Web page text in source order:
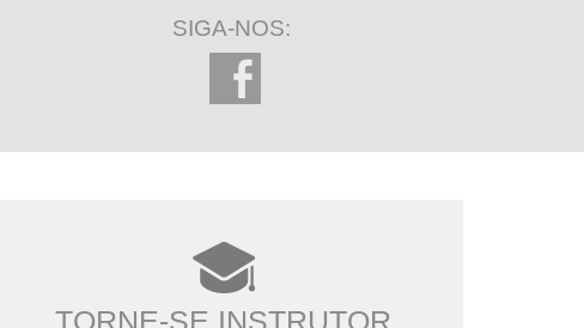
SIGA-NOS:
TORNE-SE INSTRUTOR